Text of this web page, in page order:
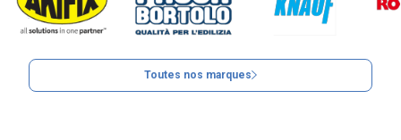
Toutes nos marques